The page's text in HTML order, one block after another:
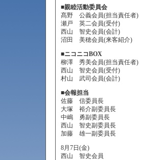
■親睦活動委員会
髙野 公義会員(担当責任者)
瀬戸 英二会員(受付)
西山 智史会員(会計)
沼田 美穂会員(来客紹介)
■ニコニコBOX
柳澤 秀美会員(担当責任者)
西山 智史会員(受付)
村山 武司会員(会計)
■会報担当
佐藤 信委員長
大塚 裕介副委員長
中嶋 勇副委員長
西山 智史副委員長
加藤 雄一副委員長
8月7日(金)
西山 智史会員